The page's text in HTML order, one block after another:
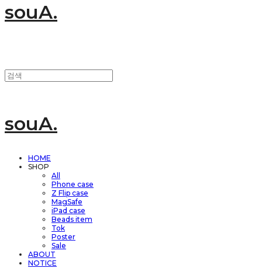
souA.
souA.
HOME
SHOP
All
Phone case
Z Flip case
MagSafe
iPad case
Beads item
Tok
Poster
Sale
ABOUT
NOTICE